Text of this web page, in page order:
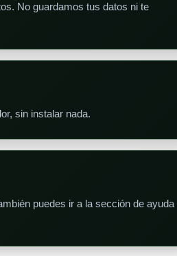
No guardamos tus datos ni te
sin instalar nada.
puedes ir a la sección de ayuda